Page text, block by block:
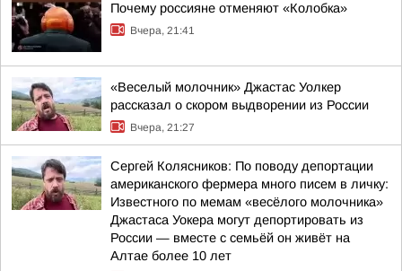
Почему россияне отменяют «Колобка»
Вчера, 21:41
«Веселый молочник» Джастас Уолкер
рассказал о скором выдворении из России
Вчера, 21:27
Сергей Колясников: По поводу депортации
американского фермера много писем в личку:
Известного по мемам «весёлого молочника»
Джастаса Уокера могут депортировать из
России — вместе с семьёй он живёт на
Алтае более 10 лет